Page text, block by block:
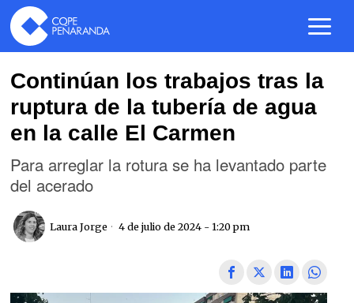
Continúan los trabajos tras la
ruptura de la tubería de agua
en la calle El Carmen
Para arreglar la rotura se ha levantado parte
del acerado
Laura Jorge 4 de julio de 2024 - 1:20 pm